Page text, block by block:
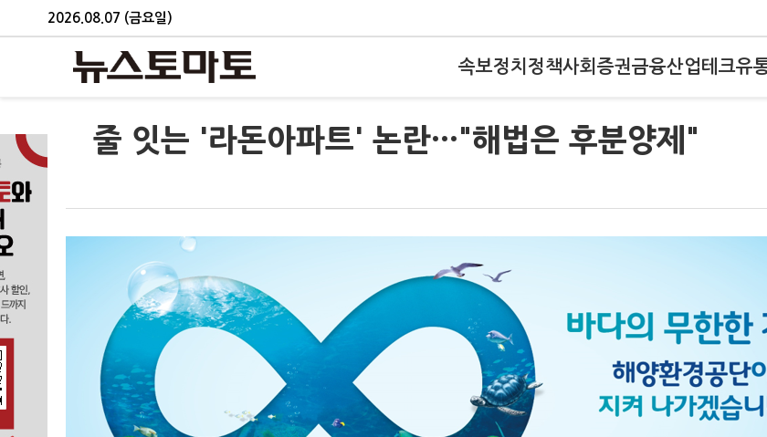
2026.08.07 (금요일)
속보정치 정책사회 증권금융산업테크유
줄 잇는 '라돈아파트' 논란···"해법은 후분양제"